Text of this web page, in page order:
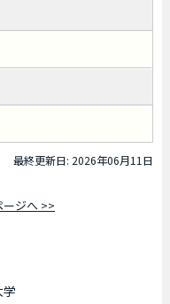
最終更新日: 2026年06月11日
ジへ >>